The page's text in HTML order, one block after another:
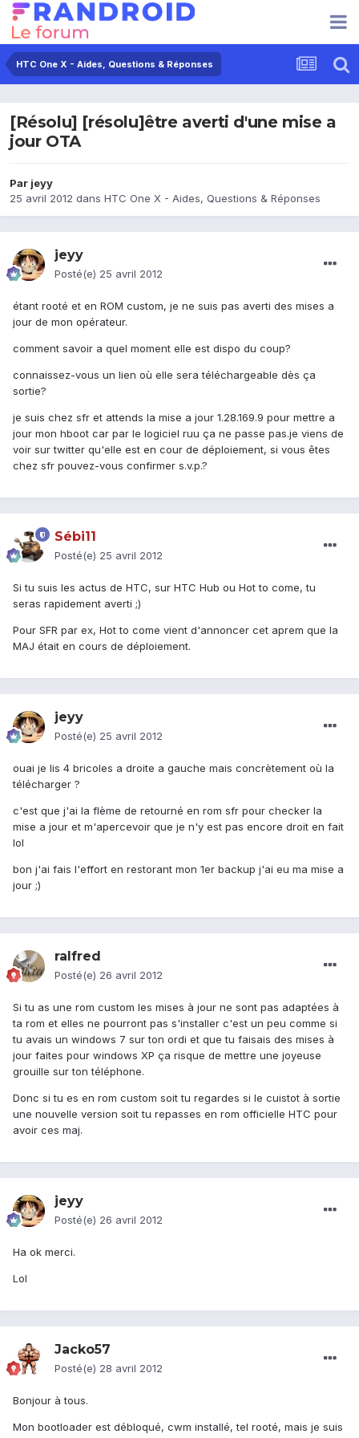
HTC One X - Aides, Questions & Réponses
[Résolu] [résolu]être averti d'une mise a
jour OTA
Par jeyy
25 avril 2012 dans HTC One X - Aides, Questions & Réponses
jeyy
Posté(e) 25 avril 2012
étant rooté et en ROM custom, je ne suis pas averti des mises a
jour de mon opérateur.
comment savoir a quel moment elle est dispo du coup?
connaissez-vous un lien où elle sera téléchargeable dès ça
sortie?
je suis chez sfr et attends la mise a jour 1.28.169.9 pour mettre a
jour mon hboot car par le logiciel ruu ça ne passe pas.je viens de
voir sur twitter qu'elle est en cour de déploiement, si vous êtes
chez sfr pouvez-vous confirmer s.v.p.?
Sébi11
Posté(e) 25 avril 2012
Si tu suis les actus de HTC, sur HTC Hub ou Hot to come, tu
seras rapidement averti ;)
Pour SFR par ex, Hot to come vient d'annoncer cet aprem que la
MAJ était en cours de déploiement.
jeyy
Posté(e) 25 avril 2012
ouai je lis 4 bricoles a droite a gauche mais concrètement où la
télécharger ?
c'est que j'ai la flème de retourné en rom sfr pour checker la
mise a jour et m'apercevoir que je n'y est pas encore droit en fait
lol
bon j'ai fais l'effort en restorant mon 1er backup j'ai eu ma mise a
jour ;)
ralfred
Posté(e) 26 avril 2012
Si tu as une rom custom les mises à jour ne sont pas adaptées à
ta rom et elles ne pourront pas s'installer c'est un peu comme si
tu avais un windows 7 sur ton ordi et que tu faisais des mises à
jour faites pour windows XP ça risque de mettre une joyeuse
grouille sur ton téléphone.
Donc si tu es en rom custom soit tu regardes si le cuistot à sortie
une nouvelle version soit tu repasses en rom officielle HTC pour
avoir ces maj.
jeyy
Posté(e) 26 avril 2012
Ha ok merci.
Lol
Jacko57
Posté(e) 28 avril 2012
Bonjour à tous.
Mon bootloader est débloqué, cwm installé, tel rooté, mais je suis